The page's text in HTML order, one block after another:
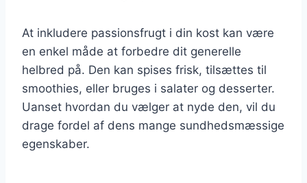
At inkludere passionsfrugt i din kost kan være
en enkel måde at forbedre dit generelle
helbred på. Den kan spises frisk, tilsættes til
smoothies, eller bruges i salater og desserter.
Uanset hvordan du vælger at nyde den, vil du
drage fordel af dens mange sundhedsmæssige
egenskaber.